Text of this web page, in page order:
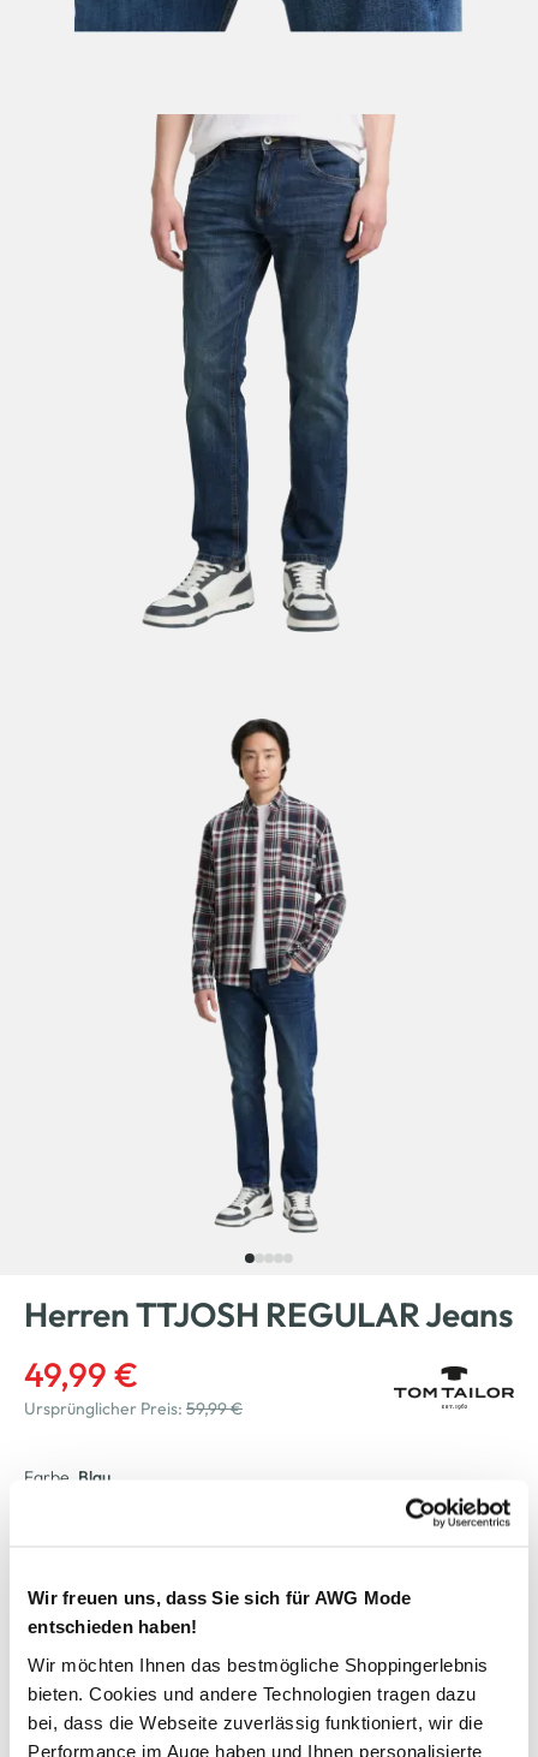
Wir freuen uns, dass Sie sich für AWG Mode
entschieden haben!
Wir möchten Ihnen das bestmögliche Shoppingerlebnis
bieten. Cookies und andere Technologien tragen dazu
bei, dass die Webseite zuverlässig funktioniert, wir die
Performance im Auge haben und Ihnen personalisierte
Herren TTJOSH REGULAR Jeans
49,99 €
Ursprünglicher Preis: 59,99 €
Farbe Blau
Größe:
29/32 30/30 30/32
31/32 32/30 32/32 33/30
33/32 33/34 34/30 34/32
Anzahl: